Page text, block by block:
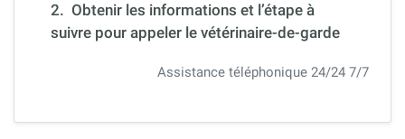
2. Obtenir les informations et l’étape à
suivre pour appeler le vétérinaire-de-garde
Assistance téléphonique 24/24 7/7